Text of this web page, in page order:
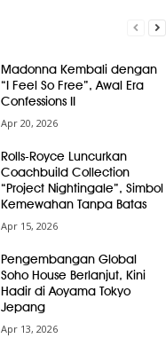
Madonna Kembali dengan
“I Feel So Free”, Awal Era
Confessions II
Apr 20, 2026
Rolls-Royce Luncurkan
Coachbuild Collection
“Project Nightingale”, Simbol
Kemewahan Tanpa Batas
Apr 15, 2026
Pengembangan Global
Soho House Berlanjut, Kini
Hadir di Aoyama Tokyo
Jepang
Apr 13, 2026